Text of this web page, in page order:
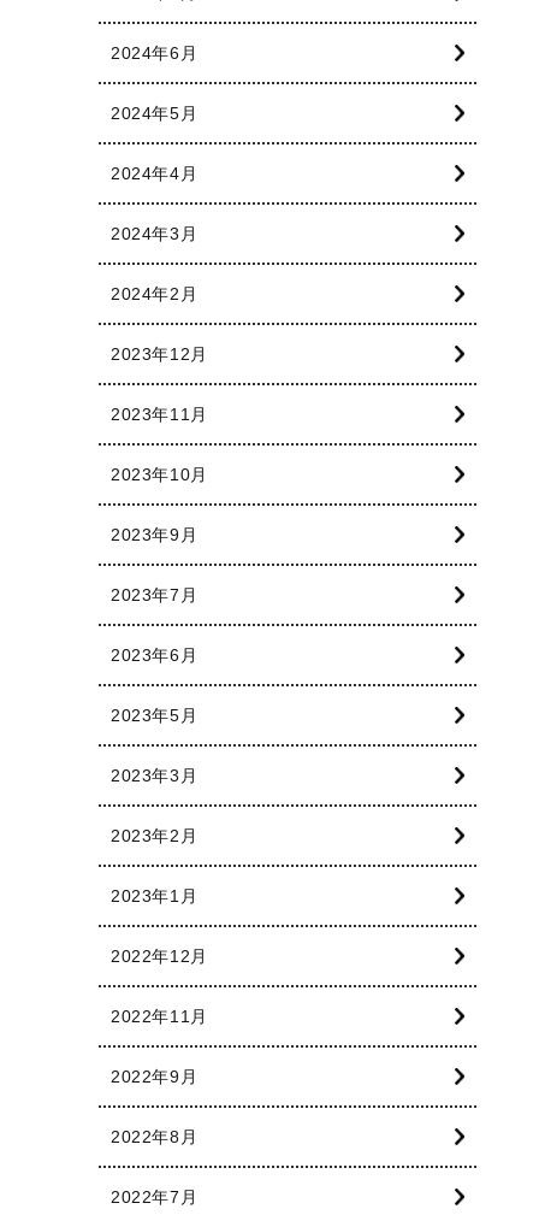
2024年6月
2024年5月
2024年4月
2024年3月
2024年2月
2023年12月
2023年11月
2023年10月
2023年9月
2023年7月
2023年6月
2023年5月
2023年3月
2023年2月
2023年1月
2022年12月
2022年11月
2022年9月
2022年8月
2022年7月